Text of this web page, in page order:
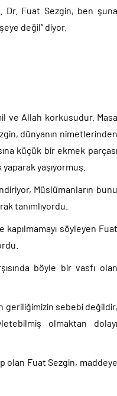
Dr. Fuat Sezgin, ben şuna
değil” diyor.
ve Allah korkusudur. Masa
dünyanın nimetlerinden
küçük bir ekmek parçası
yaşıyormuş.
Müslümanların bunu
tanımlıyordu.
söyleyen Fuat
böyle bir vasfı olan
geriliğimizin sebebi değildir,
olmaktan dolayı
olan Fuat Sezgin, maddeye